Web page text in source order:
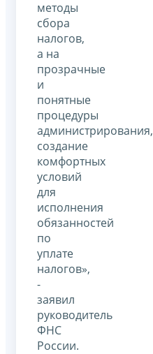
методы
сбора
налогов,
а на
прозрачные
и
понятные
процедуры
администрирования,
создание
комфортных
условий
для
исполнения
обязанностей
по
уплате
налогов»,
-
заявил
руководитель
ФНС
России.